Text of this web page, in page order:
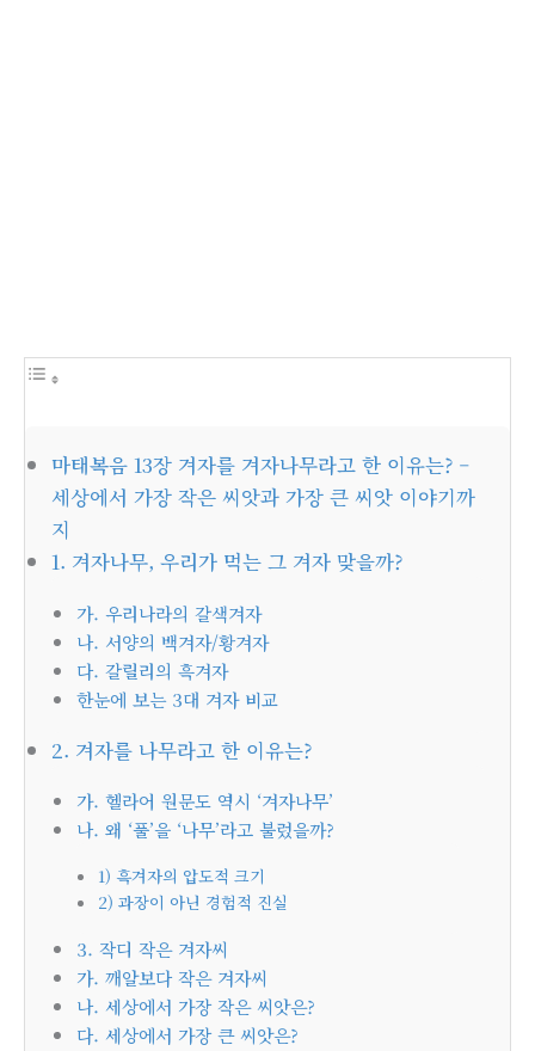
마태복음 13장 겨자를 겨자나무라고 한 이유는? –
세상에서 가장 작은 씨앗과 가장 큰 씨앗 이야기까
지
1. 겨자나무, 우리가 먹는 그 겨자 맞을까?
가. 우리나라의 갈색겨자
나. 서양의 백겨자/황겨자
다. 갈릴리의 흑겨자
한눈에 보는 3대 겨자 비교
2. 겨자를 나무라고 한 이유는?
가. 헬라어 원문도 역시 ‘겨자나무’
나. 왜 ‘풀’을 ‘나무’라고 불렀을까?
1) 흑겨자의 압도적 크기
2) 과장이 아닌 경험적 진실
3. 작디 작은 겨자씨
가. 깨알보다 작은 겨자씨
나. 세상에서 가장 작은 씨앗은?
다. 세상에서 가장 큰 씨앗은?